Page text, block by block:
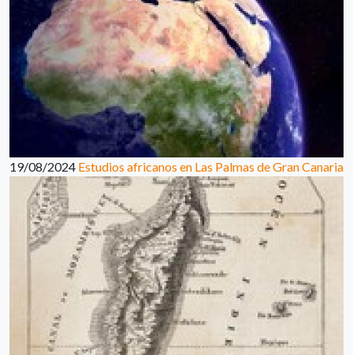
19/08/2024 Estudios africanos en Las Palmas de Gran Canaria